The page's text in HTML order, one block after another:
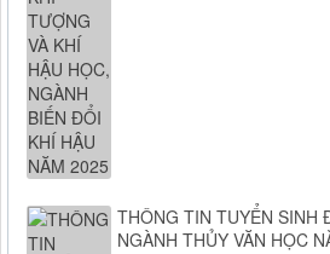
THÔNG TIN TUYỂN SINH
NGÀNH THỦY VĂN HỌC